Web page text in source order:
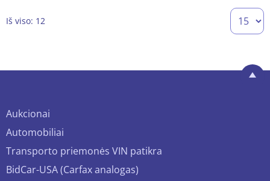
Iš viso: 12
Aukcionai
Automobiliai
Transporto priemonės VIN patikra
BidCar-USA (Carfax analogas)